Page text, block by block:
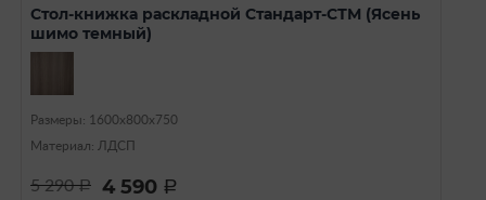
Стол-книжка раскладной Стандарт-СТМ (Ясень
шимо темный)
Размеры: 1600х800х750
Материал: ЛДСП
5 290a 4 590 a